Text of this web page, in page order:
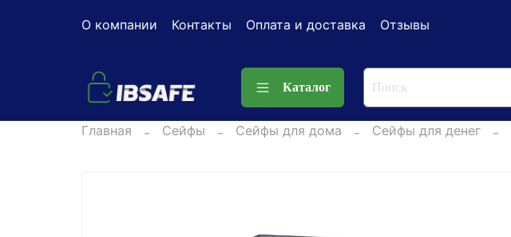
О компании Контакты Оплата и доставка Отзывы
Каталог
Главная Сейфы Сейфы для дома Сейфы для денег